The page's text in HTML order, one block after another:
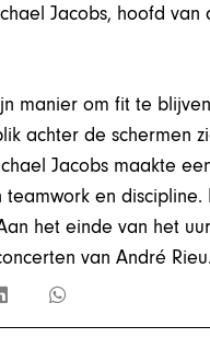
Jacobs, hoofd
manier om fit te
achter de schermen
Jacobs maakte
en
het einde van het
van André Rieu.